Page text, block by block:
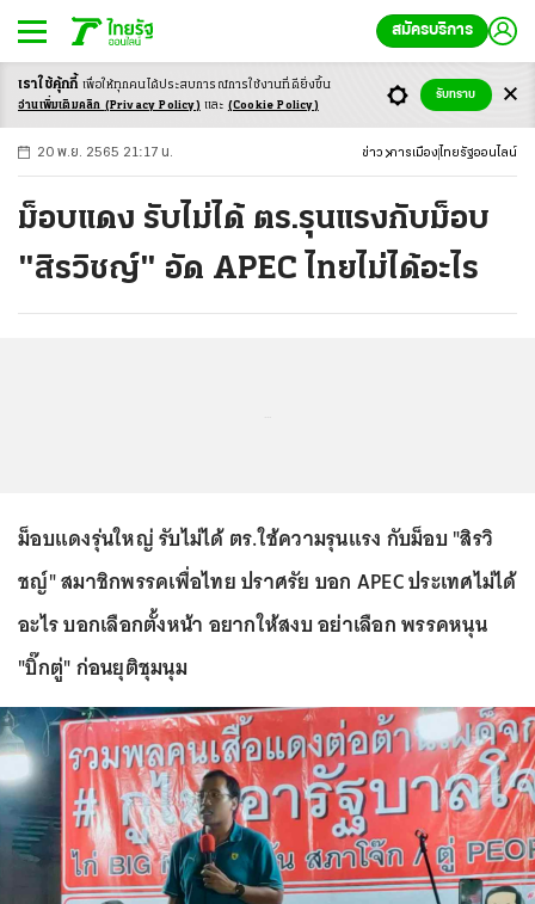
สมัครบริการ
-ก ก ก+
20 พ.ย. 2565 21:17 น. ข่าว การเมือง ไทยรัฐออนไลน์
ม็อบแดง รับไม่ได้ ตร.รุนแรงกับม็อบ
"สิรวิชญ์" อัด APEC ไทยไม่ได้อะไร
ม็อบแดงรุ่นใหญ่ รับไม่ได้ ตร.ใช้ความรุนแรง กับม็อบ "สิรวิ
ชญ์" สมาชิกพรรคเพื่อไทย ปราศรัย บอก APEC ประเทศไม่ได้
อะไร บอกเลือกตั้งหน้า อยากให้สงบ อย่าเลือก พรรคหนุน
"บิ๊กตู่" ก่อนยุติชุมนุม
เราใช้คุ้กกี้ เพื่อให้ทุกคนได้ประสบการณ์การใช้งานที่ดียิ่งขึ้น
อ่านเพิ่มเติมคลิก (Privacy Policy) และ (Cookie Policy)
รับทราบ